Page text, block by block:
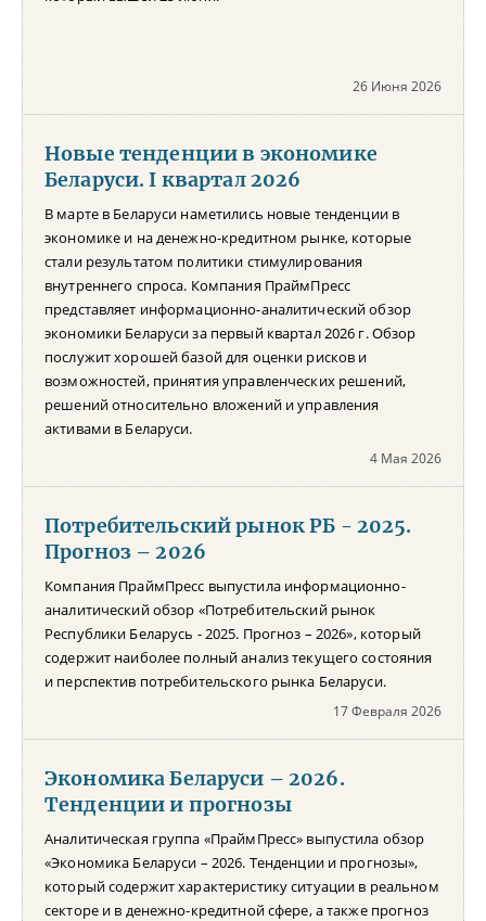
26 Июня 2026
Новые тенденции в экономике
Беларуси. I квартал 2026
В марте в Беларуси наметились новые тенденции в
экономике и на денежно-кредитном рынке, которые
стали результатом политики стимулирования
внутреннего спроса. Компания ПраймПресс
представляет информационно-аналитический обзор
экономики Беларуси за первый квартал 2026 г. Обзор
послужит хорошей базой для оценки рисков и
возможностей, принятия управленческих решений,
решений относительно вложений и управления
активами в Беларуси.
4 Мая 2026
Потребительский рынок РБ - 2025.
Прогноз – 2026
Компания ПраймПресс выпустила информационно-
аналитический обзор «Потребительский рынок
Республики Беларусь - 2025. Прогноз – 2026», который
содержит наиболее полный анализ текущего состояния
и перспектив потребительского рынка Беларуси.
17 Февраля 2026
Экономика Беларуси – 2026.
Тенденции и прогнозы
Аналитическая группа «ПраймПресс» выпустила обзор
«Экономика Беларуси – 2026. Тенденции и прогнозы»,
который содержит характеристику ситуации в реальном
секторе и в денежно-кредитной сфере, а также прогноз